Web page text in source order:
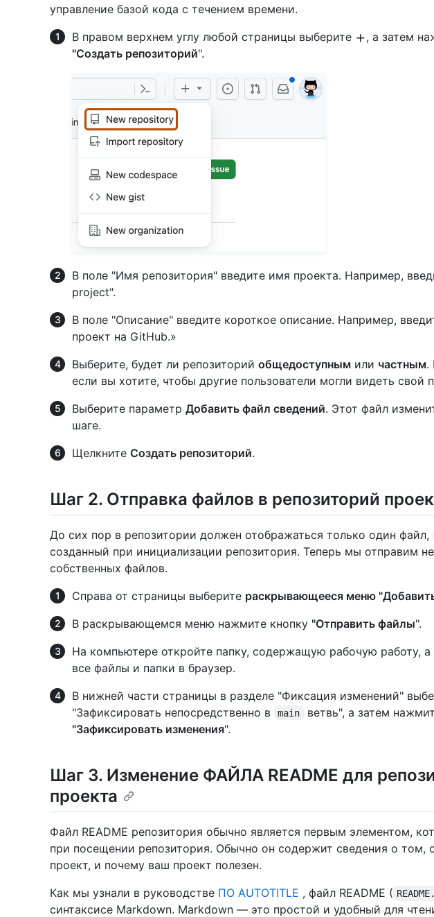
управление базой кода с течением времени.
В правом верхнем углу любой страницы выберите
, а затем
"Создать репозиторий".
В поле "Имя репозитория" введите имя проекта. Например,
project".
В поле "Описание" введите короткое описание. Например,
проект на GitHub.»
Выберите, будет ли репозиторий общедоступным или частным.
если вы хотите, чтобы другие пользователи могли видеть свой
Выберите параметр Добавить файл сведений. Этот файл
шаге.
Щелкните Создать репозиторий.
Шаг 2. Отправка файлов в репозиторий
До сих пор в репозитории должен отображаться только один файл,
созданный при инициализации репозитория. Теперь мы отправим
собственных файлов.
Справа от страницы выберите раскрывающееся меню
В раскрывающемся меню нажмите кнопку "Отправить файлы".
На компьютере откройте папку, содержащую рабочую работу, а
все файлы и папки в браузер.
В нижней части страницы в разделе "Фиксация изменений"
"Зафиксировать непосредственно в
main
ветвь", а затем
"Зафиксировать изменения".
Шаг 3. Изменение ФАЙЛА README для
проекта
Файл README репозитория обычно является первым элементом,
при посещении репозитория. Обычно он содержит сведения о том,
проект, и почему ваш проект полезен.
Как мы узнали в руководстве ПО AUTOTITLE , файл README (
синтаксисе Markdown. Markdown — это простой и удобный для